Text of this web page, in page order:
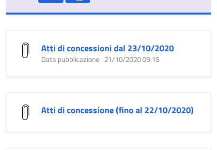
Atti di concessioni dal 23/10/2020
Data pubblicazione : 21/10/2020 09:15
Atti di concessione (fino al 22/10/2020)